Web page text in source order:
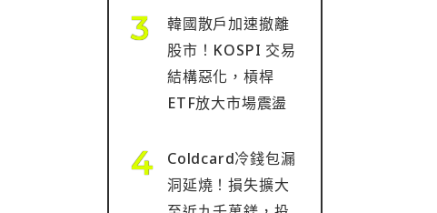
韓國散戶加速撤離
股市！KOSPI 交易
結構惡化，槓桿
ETF放大市場震盪
Coldcard冷錢包漏
洞延燒！損失擴大